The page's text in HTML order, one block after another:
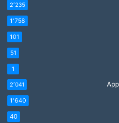
2٬235
1٬758
101
51
1
2٬041
1٬640
40